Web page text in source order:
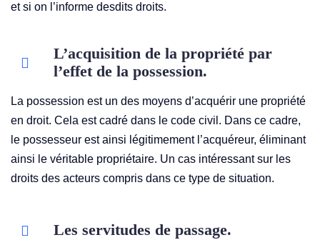
et si on l’informe desdits droits.
L’acquisition de la propriété par
l’effet de la possession.
La possession est un des moyens d’acquérir une propriété
en droit. Cela est cadré dans le code civil. Dans ce cadre,
le possesseur est ainsi légitimement l’acquéreur, éliminant
ainsi le véritable propriétaire. Un cas intéressant sur les
droits des acteurs compris dans ce type de situation.
Les servitudes de passage.